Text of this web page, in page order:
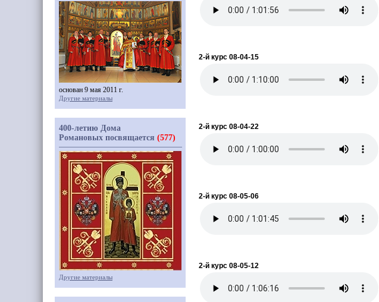
2-й курс 08-04-15
2-й курс 08-04-22
2-й курс 08-05-06
2-й курс 08-05-12
основан 9 мая 2011 г.
Другие материалы
400-летию Дома
Романовых посвящается (577)
Другие материалы